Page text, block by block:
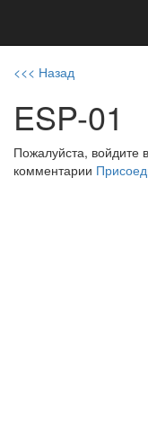
<<< Назад
ESP-01
Пожалуйста, войдите
комментарии